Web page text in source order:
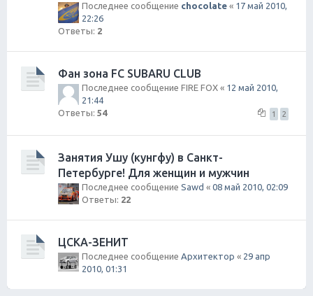
Последнее сообщение chocolate « 17 май 2010,
22:26
Ответы: 2
Фан зона FC SUBARU CLUB
Последнее сообщение FIRE FOX « 12 май 2010,
21:44
Ответы: 54 1 2
Занятия Ушу (кунгфу) в Санкт-
Петербурге! Для женщин и мужчин
Последнее сообщение Sawd « 08 май 2010, 02:09
Ответы: 22
ЦСКА-ЗЕНИТ
Последнее сообщение Архитектор « 29 апр
2010, 01:31